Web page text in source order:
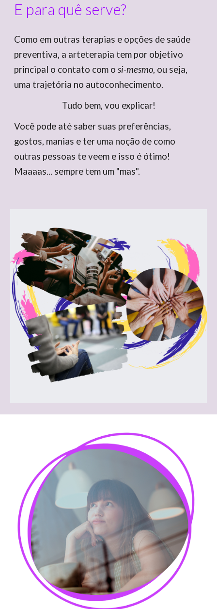
E para quê serve?
Como em outras terapias e opções de saúde
preventiva, a arteterapia tem por objetivo
principal o contato com osi-mesmo, ou seja,
uma trajetória no autoconhecimento.
Tudo bem, vou explicar!
Você pode até saber suas preferências,
gostos, manias e ter uma noção de como
outras pessoas te veem e isso é ótimo!
Maaaas... sempre tem um "mas".